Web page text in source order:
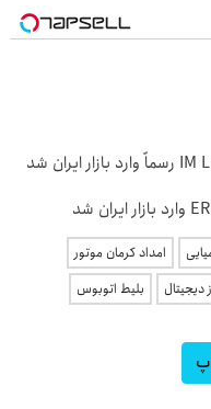
امداد کرمان موتور
دیجیتال بلیط اتوبوس